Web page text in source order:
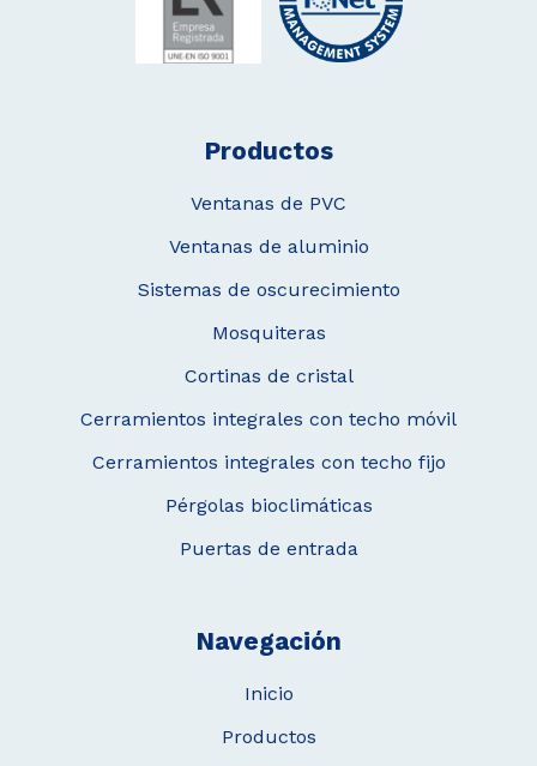
Productos
Ventanas de PVC
Ventanas de aluminio
Sistemas de oscurecimiento
Mosquiteras
Cortinas de cristal
Cerramientos integrales con techo móvil
Cerramientos integrales con techo fijo
Pérgolas bioclimáticas
Puertas de entrada
Navegación
Inicio
Productos